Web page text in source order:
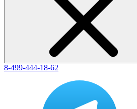
8-499-444-18-62